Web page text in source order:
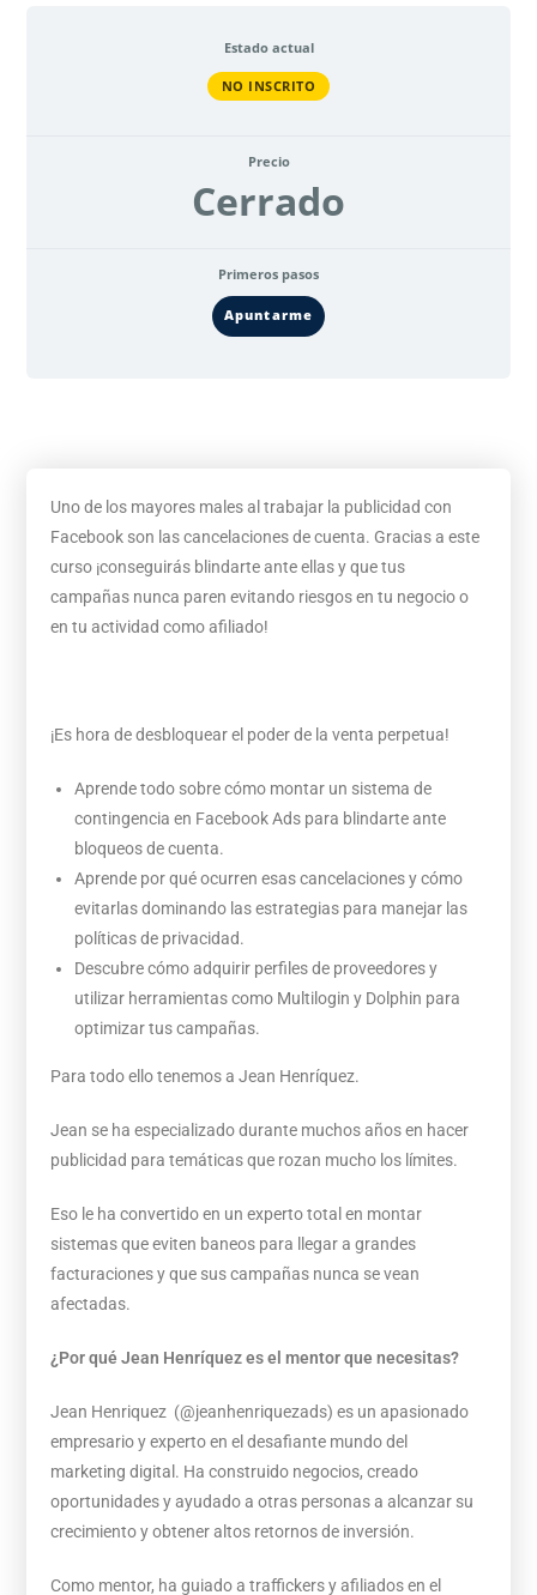
Estado actual
NO INSCRITO
Precio
Cerrado
Primeros pasos
Apuntarme
Uno de los mayores males al trabajar la publicidad con
Facebook son las cancelaciones de cuenta. Gracias a este
curso ¡conseguirás blindarte ante ellas y que tus
campañas nunca paren evitando riesgos en tu negocio o
en tu actividad como afiliado!
¡Es hora de desbloquear el poder de la venta perpetua!
Aprende todo sobre cómo montar un sistema de
contingencia en Facebook Ads para blindarte ante
bloqueos de cuenta.
Aprende por qué ocurren esas cancelaciones y cómo
evitarlas dominando las estrategias para manejar las
políticas de privacidad.
Descubre cómo adquirir perfiles de proveedores y
utilizar herramientas como Multilogin y Dolphin para
optimizar tus campañas.
Para todo ello tenemos a Jean Henríquez.
Jean se ha especializado durante muchos años en hacer
publicidad para temáticas que rozan mucho los límites.
Eso le ha convertido en un experto total en montar
sistemas que eviten baneos para llegar a grandes
facturaciones y que sus campañas nunca se vean
afectadas.
¿Por qué Jean Henríquez es el mentor que necesitas?
Jean Henriquez (@jeanhenriquezads) es un apasionado
empresario y experto en el desafiante mundo del
marketing digital. Ha construido negocios, creado
oportunidades y ayudado a otras personas a alcanzar su
crecimiento y obtener altos retornos de inversión.
Como mentor, ha guiado a traffickers y afiliados en el